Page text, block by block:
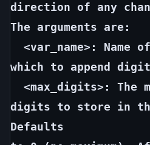
direction of any
The arguments are:
<var_name>:
which to append
<max_digits>: The
digits to store in
Defaults